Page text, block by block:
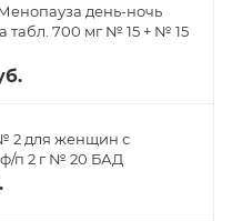
день-ночь
табл. 700 мг № 15 + № 15
2 для женщин с
п 2 г № 20 БАД